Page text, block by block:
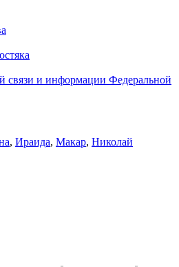
связи и информации Федеральной
, Ираида, Макар, Николай